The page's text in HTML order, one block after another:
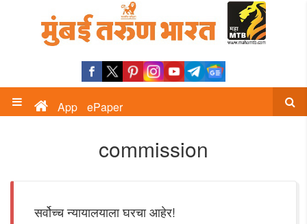
App ePaper
commission
सर्वोच्च न्यायालयाला घरचा आहेर!